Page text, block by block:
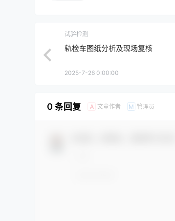
试验检测
轨检车图纸分析及现场复核
2025-7-26 0:00:00
0 条回复 A 文章作者 M 管理员